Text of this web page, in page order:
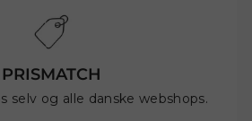
PRISMATCH
selv og alle danske webshops.